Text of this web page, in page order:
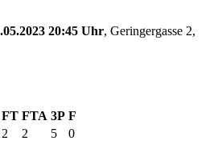
20:45 Uhr, Geringergasse 2,
FT FTA 3P F
2 2 5
0